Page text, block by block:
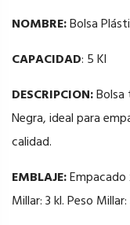
NOMBRE:Bolsa
CAPACIDAD: 5 Kl
DESCRIPCION:
Negra, ideal para
calidad.
EMBLAJE:Empacado
Millar: 3 kl. Peso Millar: